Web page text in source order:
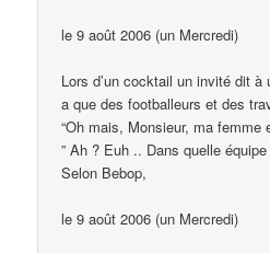
le 9 août 2006 (un Mercredi)
Lors d’un cocktail un invité dit à
a que des footballeurs et des
“Oh mais, Monsieur, ma femme
” Ah ? Euh .. Dans quelle équipe
Selon Bebop,
le 9 août 2006 (un Mercredi)